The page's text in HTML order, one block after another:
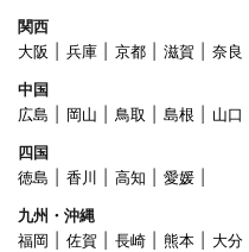
関西
大阪
兵庫 京都 滋賀 奈良
中国
広島
岡山 鳥取 島根
山口
四国
徳島
香川 高知
愛媛
九州・沖縄
福岡
佐賀 長崎 熊本 大分